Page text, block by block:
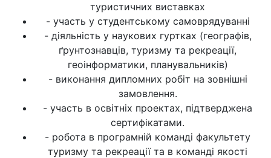
туристичних виставках
- участь у студентському самоврядуванні
- діяльність у наукових гуртках (географів,
ґрунтознавців, туризму та рекреації,
геоінформатики, планувальників)
- виконання дипломних робіт на зовнішні
замовлення.
- участь в освітніх проектах, підтверджена
сертифікатами.
- робота в програмній команді факультету
туризму та рекреації та в команді якості